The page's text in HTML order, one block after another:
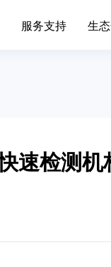
呼叫
管理水平发挥了巨大作...
械
服务支持 生
速检测